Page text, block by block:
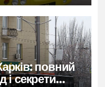
повний
і секрети